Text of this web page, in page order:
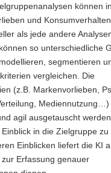
können
und
als jede andere
so unterschiedliche
segmentieren
vergleichen. Die
(z.B. Markenvorlieben,
Mediennutzung…)
agil ausgetauscht
in die Zielgruppe zu
Einblicken liefert die KI
Erfassung genauer